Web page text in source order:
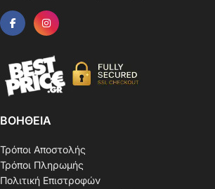
ΒΟΗΘΕΙΑ
Τρόποι Αποστολής
Τρόποι Πληρωμής
Πολιτική Επιστροφών